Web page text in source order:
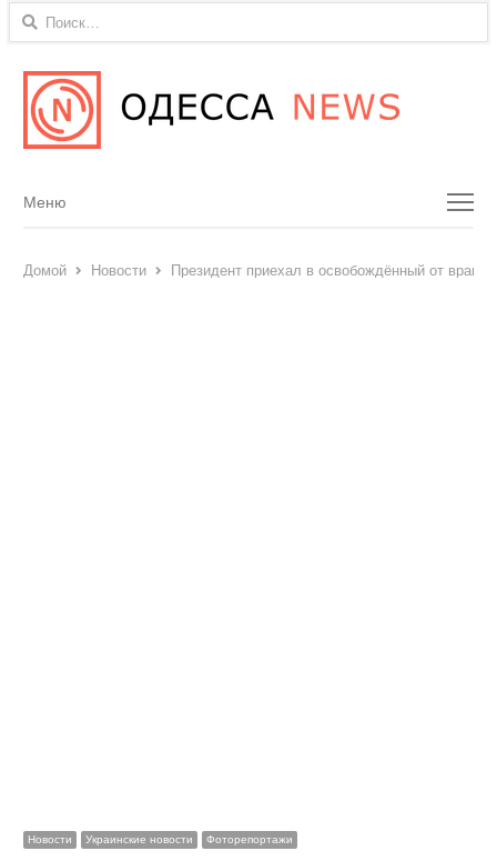
Найти:
Menu
Меню
Домой Новости Президент приехал в освобождённый от врага
Новости Украинские новости Фоторепортажи